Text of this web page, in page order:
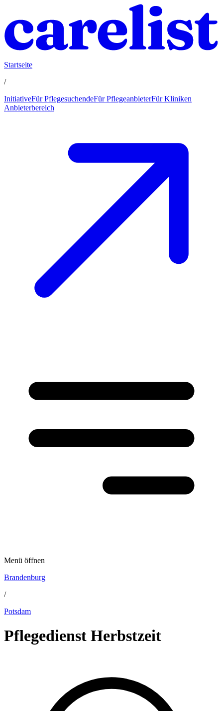
Startseite
/
InitiativeFür PflegesuchendeFür PflegeanbieterFür Kliniken
Anbieterbereich
Menü öffnen
Brandenburg
/
Potsdam
Pflegedienst Herbstzeit